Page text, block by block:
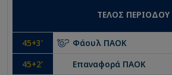
ΤΕΛΟΣ ΠΕΡΙΟΔΟΥ
45+3' Φάουλ ΠΑΟΚ
45+2' Επαναφορά ΠΑΟΚ